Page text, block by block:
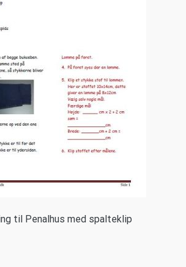
til Penalhus med spalteklip